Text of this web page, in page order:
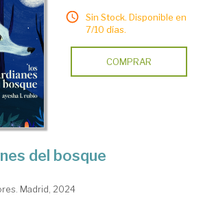
Sin Stock. Disponible en
7/10 días.
COMPRAR
del bosque
Madrid, 2024